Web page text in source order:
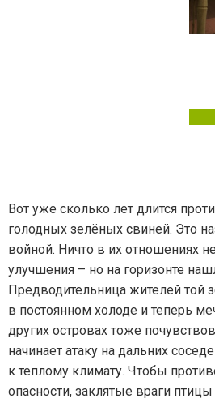
Вот уже сколько лет длится
голодных зелёных свиней. Это
войной. Ничто в их отношениях
улучшения – но на горизонте
Предводительница жителей той
в постоянном холоде и теперь
других островах тоже
начинает атаку на дальних
к теплому климату. Чтобы
опасности, заклятые враги